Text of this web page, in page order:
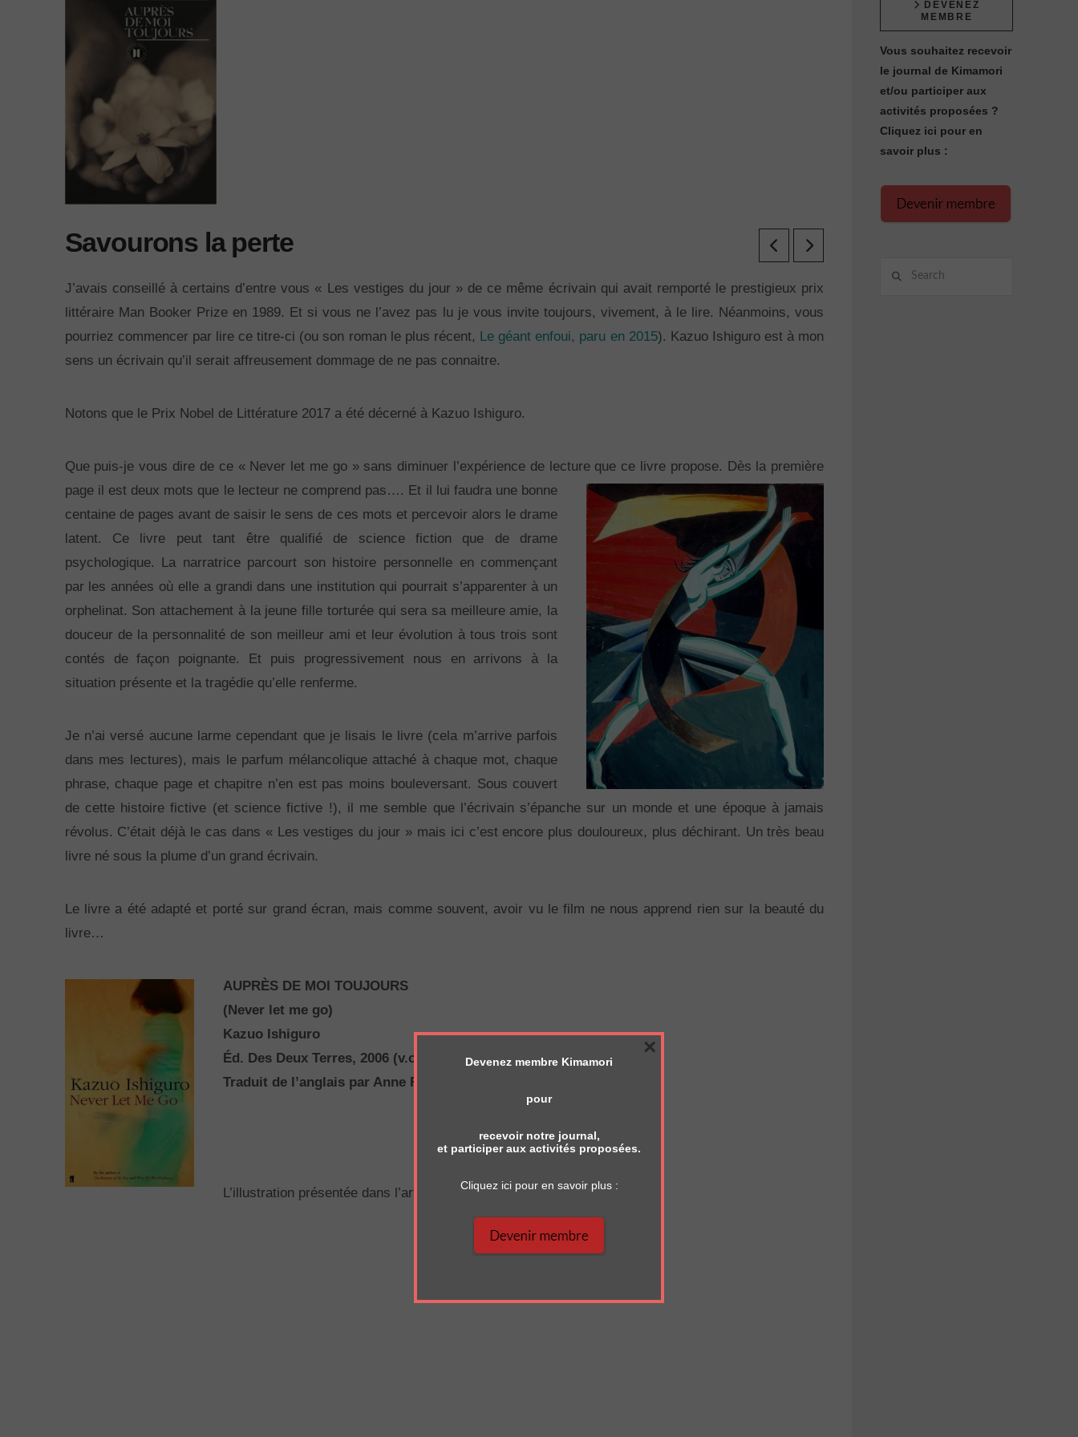
Savourons la perte
J’avais conseillé à certains d’entre vous « Les vestiges du jour » de ce même écrivain qui avait remporté le prestigieux prix
littéraire Man Booker Prize en 1989. Et si vous ne l’avez pas lu je vous invite toujours, vivement, à le lire. Néanmoins, vous
pourriez commencer par lire ce titre-ci (ou son roman le plus récent, Le géant enfoui, paru en 2015). Kazuo Ishiguro est à mon
sens un écrivain qu’il serait affreusement dommage de ne pas connaitre.
Notons que le Prix Nobel de Littérature 2017 a été décerné à Kazuo Ishiguro.
Que puis-je vous dire de ce « Never let me go » sans diminuer l’expérience de lecture que ce livre propose. Dès la première
page il est deux mots que le lecteur ne comprend pas…. Et il lui faudra une bonne
centaine de pages avant de saisir le sens de ces mots et percevoir alors le drame
latent. Ce livre peut tant être qualifié de science fiction que de drame
psychologique. La narratrice parcourt son histoire personnelle en commençant
par les années où elle a grandi dans une institution qui pourrait s’apparenter à un
orphelinat. Son attachement à la jeune fille torturée qui sera sa meilleure amie, la
douceur de la personnalité de son meilleur ami et leur évolution à tous trois sont
contés de façon poignante. Et puis progressivement nous en arrivons à la
situation présente et la tragédie qu’elle renferme.
Je n’ai versé aucune larme cependant que je lisais le livre (cela m’arrive parfois
dans mes lectures), mais le parfum mélancolique attaché à chaque mot, chaque
phrase, chaque page et chapitre n’en est pas moins bouleversant. Sous couvert
de cette histoire fictive (et science fictive !), il me semble que l’écrivain s’épanche sur un monde et une époque à jamais
révolus. C’était déjà le cas dans « Les vestiges du jour » mais ici c’est encore plus douloureux, plus déchirant. Un très beau
livre né sous la plume d’un grand écrivain.
Le livre a été adapté et porté sur grand écran, mais comme souvent, avoir vu le film ne nous apprend rien sur la beauté du
livre…
AUPRÈS DE MOI TOUJOURS
(Never let me go)
Kazuo Ishiguro
Éd. Des Deux Terres, 2006 (v.o. 2005)
Traduit de l’anglais par Anne Rabinovitch
L’illustration présentée dans l’article est l’oeuvre d’Alexander Exter.
DEVENEZ
MEMBRE
Vous souhaitez recevoir
le journal de Kimamori
et/ou participer aux
activités proposées ?
Cliquez ici pour en
savoir plus :
Devenez membre Kimamori
pour
recevoir notre journal,
et participer aux activités proposées.
Cliquez ici pour en savoir plus :
×